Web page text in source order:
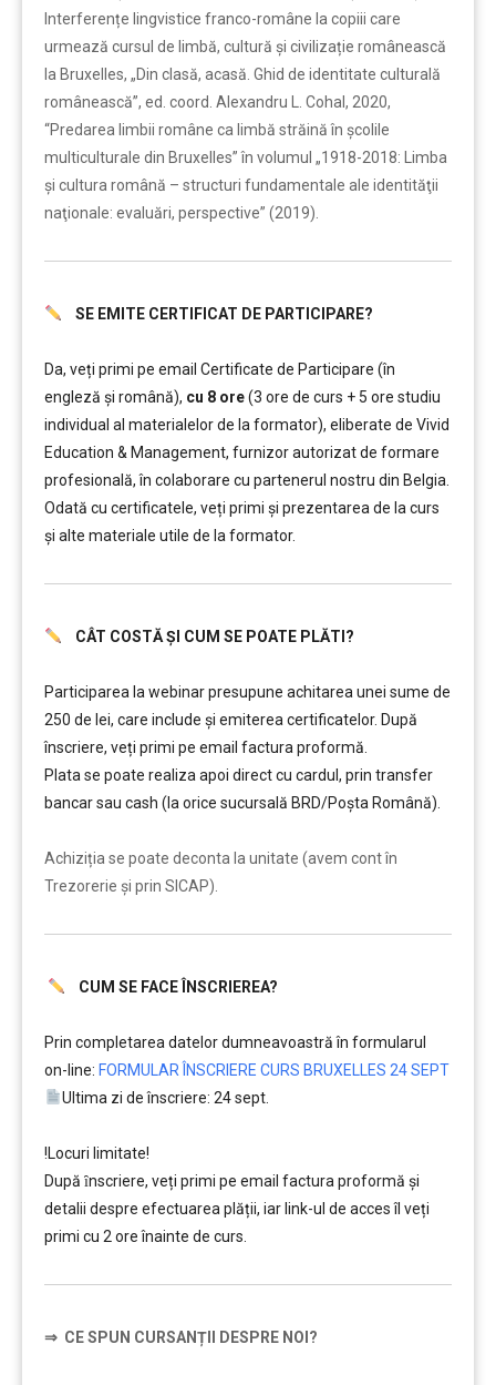
Interferențe lingvistice franco-române la copiii care
urmează cursul de limbă, cultură și civilizație românească
la Bruxelles, „Din clasă, acasă. Ghid de identitate culturală
românească”, ed. coord. Alexandru L. Cohal, 2020,
“Predarea limbii române ca limbă străină în școlile
multiculturale din Bruxelles” în volumul „1918-2018: Limba
şi cultura română – structuri fundamentale ale identităţii
naţionale: evaluări, perspective” (2019).
SE EMITE CERTIFICAT DE PARTICIPARE?
Da, veți primi pe email Certificate de Participare (în
engleză și română), cu 8 ore(3 ore de curs + 5 ore studiu
individual al materialelor de la formator), eliberate de Vivid
Education & Management, furnizor autorizat de formare
profesională, în colaborare cu partenerul nostru din Belgia.
Odată cu certificatele, veți primi și prezentarea de la curs
și alte materiale utile de la formator.
CÂT COSTĂ ȘI CUM SE POATE PLĂTI?
Participarea la webinar presupune achitarea unei sume de
250 de lei, care include şi emiterea certificatelor. După
înscriere, veți primi pe email factura proformă.
Plata se poate realiza apoi direct cu cardul, prin transfer
bancar sau cash (la orice sucursală BRD/Poșta Română).
Achiziția se poate deconta la unitate (avem cont în
Trezorerie și prin SICAP).
CUM SE FACE ÎNSCRIEREA?
Prin completarea datelor dumneavoastră în formularul
on-line: FORMULAR ÎNSCRIERE CURS BRUXELLES 24 SEPT
Ultima zi de înscriere: 24 sept.
!Locuri limitate!
După ȋnscriere, veți primi pe email factura proformă și
detalii despre efectuarea plății, iar link-ul de acces îl veți
primi cu 2 ore înainte de curs.
⇒ CE SPUN CURSANȚII DESPRE NOI?